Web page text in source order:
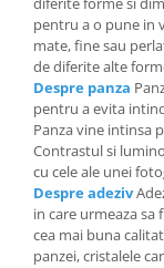
pentru a o pune in
mate, fine sau
de diferite alte
Despre panza
pentru a evita
Panza vine intinsa
Contrastul si
cu cele ale unei
Despre adeziv
in care urmeaza sa
cea mai buna
panzei, cristalele